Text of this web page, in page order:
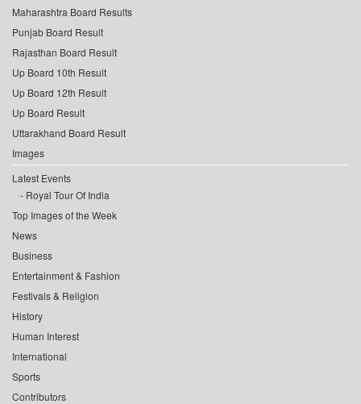
Maharashtra Board Results
Punjab Board Result
Rajasthan Board Result
Up Board 10th Result
Up Board 12th Result
Up Board Result
Uttarakhand Board Result
Images
Latest Events
Royal Tour Of India
Top Images of the Week
News
Business
Entertainment & Fashion
Festivals & Religion
History
Human Interest
International
Sports
Contributors